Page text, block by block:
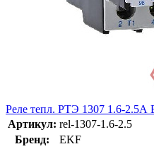
Реле тепл. РТЭ 1307 1.6-2.5А
Артикул: rel-1307-1.6-2.5
Бренд:
EKF